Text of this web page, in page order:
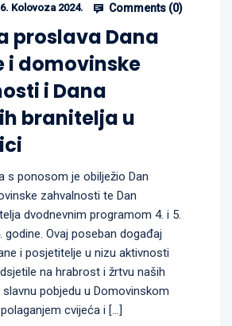
6. Kolovoza 2024. Comments (0)
proslava Dana
i domovinske
i Dana
branitelja u
s ponosom je obilježio Dan
zahvalnosti te Dan
dvodnevnim programom 4. i 5.
godine. Ovaj poseban događaj
i posjetitelje u nizu aktivnosti
na hrabrost i žrtvu naših
slavnu pobjedu u Domovinskom
cvijeća i […]